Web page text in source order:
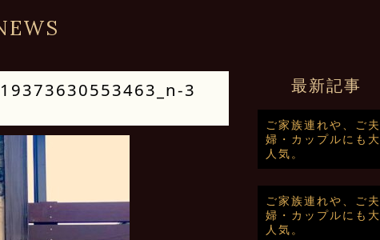
3 最新記事
ご家族連れや、ご夫
婦・カップルにも大
人気。
ご家族連れや、ご夫
婦・カップルにも大
人気。